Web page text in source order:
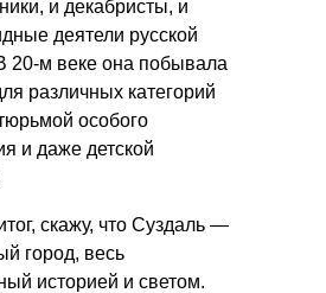
и декабристы, и
деятели русской
20-м веке она побывала
различных категорий
особого
и даже детской
скажу, что Суздаль —
город, весь
историей и светом.